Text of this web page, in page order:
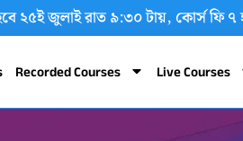
২৫ই জুলাই রাত ৯:৩০ টায়, কোর্স ফি
Recorded Courses Live Courses